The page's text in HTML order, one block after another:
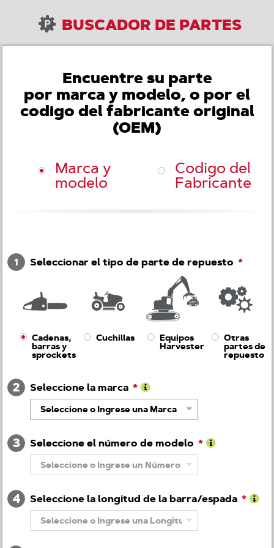
BUSCADOR DE PARTES
Encuentre su parte
por marca y modelo, o por el
codigo del fabricante original
(OEM)
Marca y
modelo
Codigo del
Fabricante
1 Seleccionar el tipo de parte de repuesto
Cadenas,
barras y
sprockets
Cuchillas Equipos
Harvester
Otras
partes de
repuesto
2
Seleccione la marca
Obtenga
más
información
Marca
Seleccione o Ingrese una Marca
3
Seleccione el número de modelo
Número
Seleccione o Ingrese un Número de Modelo
4
Seleccione la longitud de la barra/espada
Seleccione o Ingrese una Longitud de Barra